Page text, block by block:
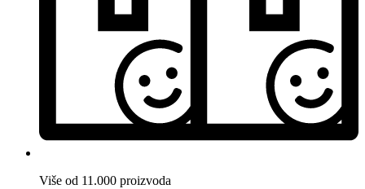
Više od 11.000 proizvoda